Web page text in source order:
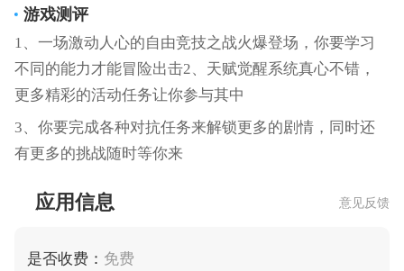
游戏测评
1、一场激动人心的自由竞技之战火爆登场，你要学习
不同的能力才能冒险出击2、天赋觉醒系统真心不错，
更多精彩的活动任务让你参与其中
3、你要完成各种对抗任务来解锁更多的剧情，同时还
有更多的挑战随时等你来
应用信息 意见反馈
是否收费： 免费